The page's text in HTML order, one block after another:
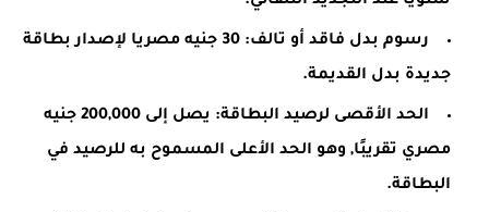
رسوم بدل فاقد أو تالف: 30 جنيه مصريا لإصدار بطاقة
جديدة بدل القديمة.
الحد الأقصى لرصيد البطاقة: يصل إلى 200,000 جنيه
مصري تقريبًا, وهو الحد الأعلى المسموح به للرصيد في
البطاقة.